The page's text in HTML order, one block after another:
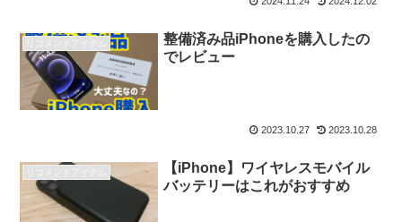
リコメンドアイテム
整備済み品iPhoneを購入したの
でレビュー
2023.10.27 2023.10.28
リコメンドアイテム
【iPhone】ワイヤレスモバイル
バッテリーはこれがおすすめ